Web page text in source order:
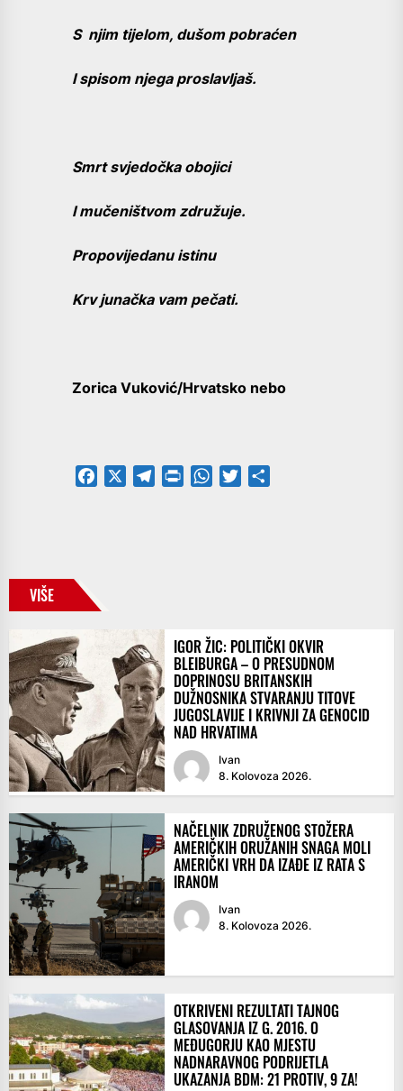
S njim tijelom, dušom pobraćen
I spisom njega proslavljaš.
Smrt svjedočka obojici
I mučeništvom združuje.
Propovijedanu istinu
Krv junačka vam pečati.
Zorica Vuković/Hrvatsko nebo
Facebook TelegramPrintFriendly
WhatsApp
Twitter
VIŠE
IGOR ŽIC: POLITIČKI OKVIR
BLEIBURGA – O PRESUDNOM
DOPRINOSU BRITANSKIH
DUŽNOSNIKA STVARANJU TITOVE
JUGOSLAVIJE I KRIVNJI ZA GENOCID
NAD HRVATIMA
Ivan
8. Kolovoza 2026.
NAČELNIK ZDRUŽENOG STOŽERA
AMERIČKIH ORUŽANIH SNAGA MOLI
AMERIČKI VRH DA IZAĐE IZ RATA S
IRANOM
Ivan
8. Kolovoza 2026.
OTKRIVENI REZULTATI TAJNOG
GLASOVANJA IZ G. 2016. O
MEĐUGORJU KAO MJESTU
NADNARAVNOG PODRIJETLA
UKAZANJA BDM: 21 PROTIV, 9 ZA!